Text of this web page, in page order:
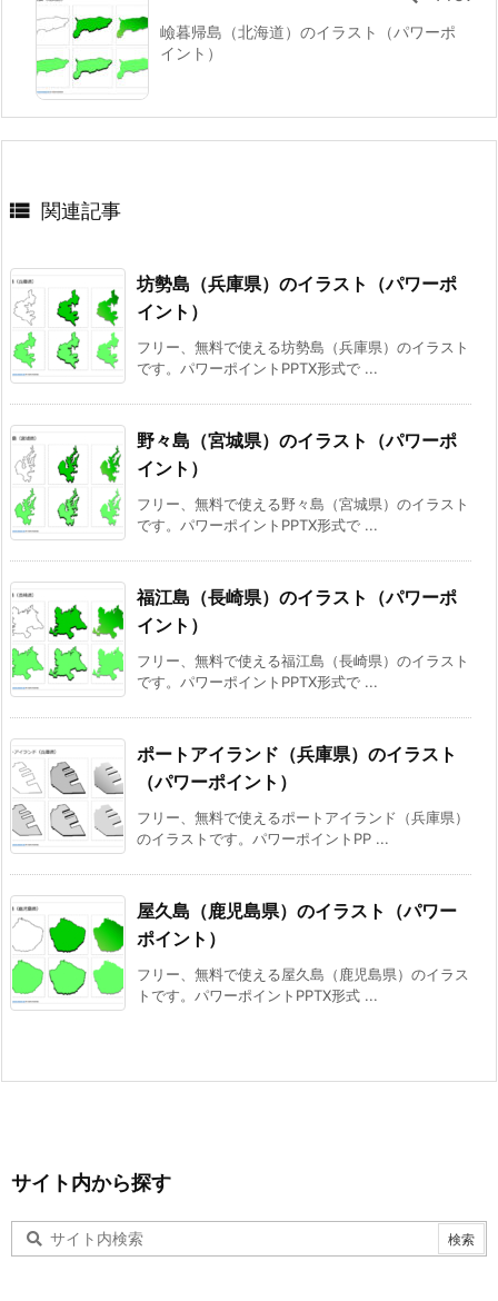
嶮暮帰島（北海道）のイラスト（パワーポ
イント）
 関連記事
坊勢島（兵庫県）のイラスト（パワーポ
イント）
フリー、無料で使える坊勢島（兵庫県）のイラスト
です。パワーポイントPPTX形式で ...
野々島（宮城県）のイラスト（パワーポ
イント）
フリー、無料で使える野々島（宮城県）のイラスト
です。パワーポイントPPTX形式で ...
福江島（長崎県）のイラスト（パワーポ
イント）
フリー、無料で使える福江島（長崎県）のイラスト
です。パワーポイントPPTX形式で ...
ポートアイランド（兵庫県）のイラスト
（パワーポイント）
フリー、無料で使えるポートアイランド（兵庫県）
のイラストです。パワーポイントPP ...
屋久島（鹿児島県）のイラスト（パワー
ポイント）
フリー、無料で使える屋久島（鹿児島県）のイラス
トです。パワーポイントPPTX形式 ...
サイト内から探す